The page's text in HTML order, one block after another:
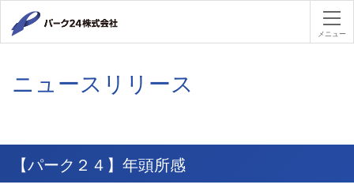
パーク２
メニュー
ニュースリリース
【パーク２４】年頭所感